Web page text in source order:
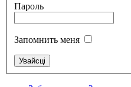
Пароль
Запомнить меня